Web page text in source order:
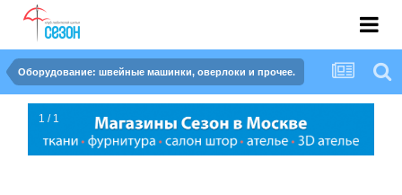
Оборудование: швейные машинки, оверлоки и прочее.
1 / 1